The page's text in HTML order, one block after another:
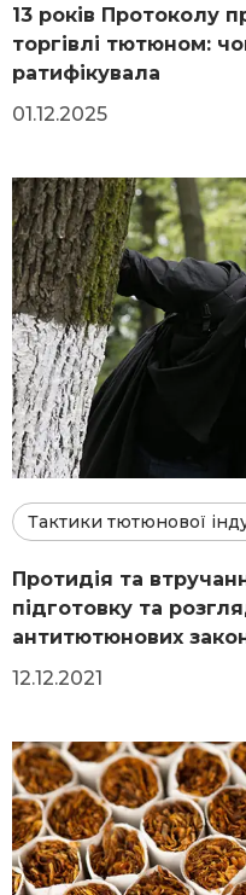
13 років Протоколу
торгівлі тютюном:
ратифікувала
01.12.2025
Тактики тютюнової
Протидія та
підготовку та
антитютюнових
12.12.2021